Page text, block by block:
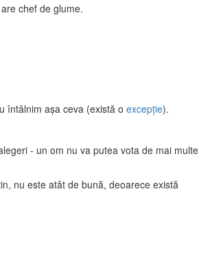
chef de glume.
întâlnim aşa ceva (există o excepţie).
- un om nu va putea vota de mai multe
nu este atât de bună, deoarece există